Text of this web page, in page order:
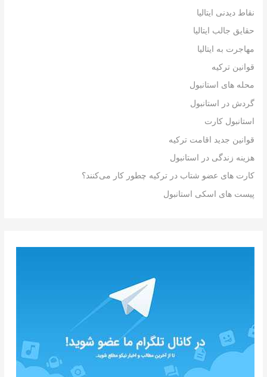
نقاط دیدنی ایتالیا
حقایق جالب ایتالیا
مهاجرت به ایتالیا
قوانین ترکیه
محله های استانبول
گردش در استانبول
استانبول کارت
قوانین جدید اقامت ترکیه
هزینه زندگی در استانبول
کارت های عضو شتاب در ترکیه چطور کار می‌کنند؟
پیست های اسکی استانبول